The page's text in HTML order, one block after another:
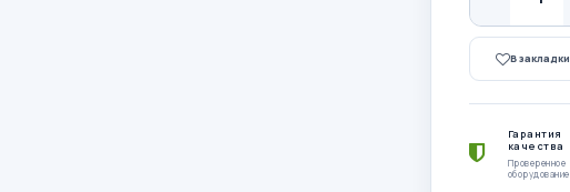
В закладки
Гарантия
качества
Проверенное
оборудование